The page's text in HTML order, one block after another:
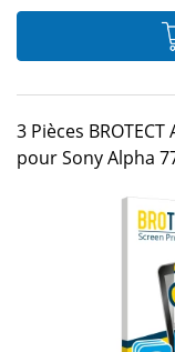
3 Pièces
pour Sony Alpha